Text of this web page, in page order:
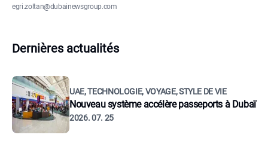
egri.zoltan@dubainewsgroup.com
Dernières actualités
UAE, TECHNOLOGIE, VOYAGE, STYLE DE VIE
Nouveau système accélère passeports à Dubaï
2026. 07. 25